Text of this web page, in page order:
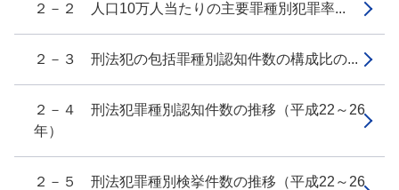
２－２ 人口10万人当たりの主要罪種別犯罪率...
２－３ 刑法犯の包括罪種別認知件数の構成比の...
２－４ 刑法犯罪種別認知件数の推移（平成22～26
年）
２－５ 刑法犯罪種別検挙件数の推移（平成22～26